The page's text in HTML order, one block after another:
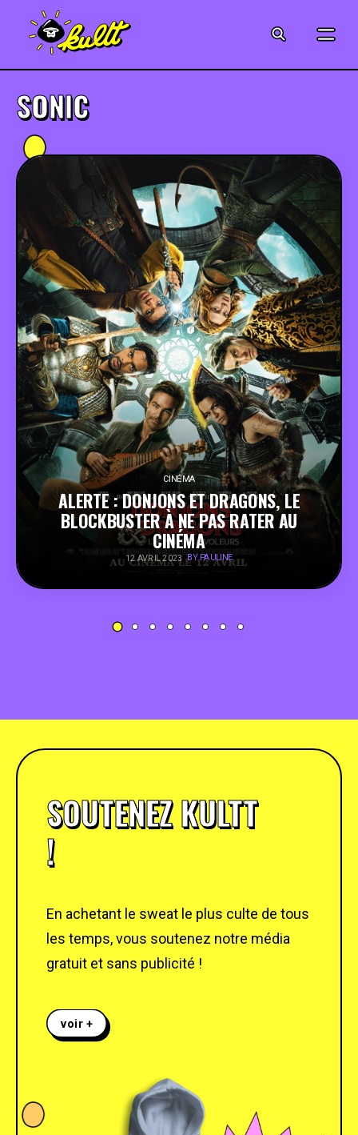
MUSIQUE
CRÉATION
ART
JEUX-VIDÉO
VINTAGE
PEOPLE
FOOD
BONS PLANS
SOUTENEZ KULTT
SONIC
CINÉMA
ALERTE : DONJONS ET DRAGONS, LE
BLOCKBUSTER À NE PAS RATER AU
CINÉMA
12 AVRIL 2023 BY PAULINE
SOUTENEZ KULTT
!
En achetant le sweat le plus culte de tous
les temps, vous soutenez notre média
gratuit et sans publicité !
voir +